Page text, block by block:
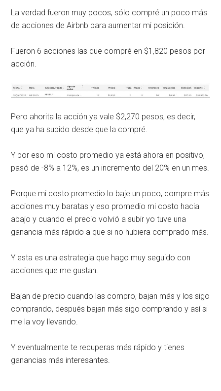
La verdad fueron muy pocos, sólo compré un poco más
de acciones de Airbnb para aumentar mi posición.
Fueron 6 acciones las que compré en $1,820 pesos por
acción.
Pero ahorita la acción ya vale $2,270 pesos, es decir,
que ya ha subido desde que la compré.
Y por eso mi costo promedio ya está ahora en positivo,
pasó de -8% a 12%, es un incremento del 20% en un mes.
Porque mi costo promedio lo baje un poco, compre más
acciones muy baratas y eso promedio mi costo hacia
abajo y cuando el precio volvió a subir yo tuve una
ganancia más rápido a que si no hubiera comprado más.
Y esta es una estrategia que hago muy seguido con
acciones que me gustan.
Bajan de precio cuando las compro, bajan más y los sigo
comprando, después bajan más sigo comprando y así si
me la voy llevando.
Y eventualmente te recuperas más rápido y tienes
ganancias más interesantes.